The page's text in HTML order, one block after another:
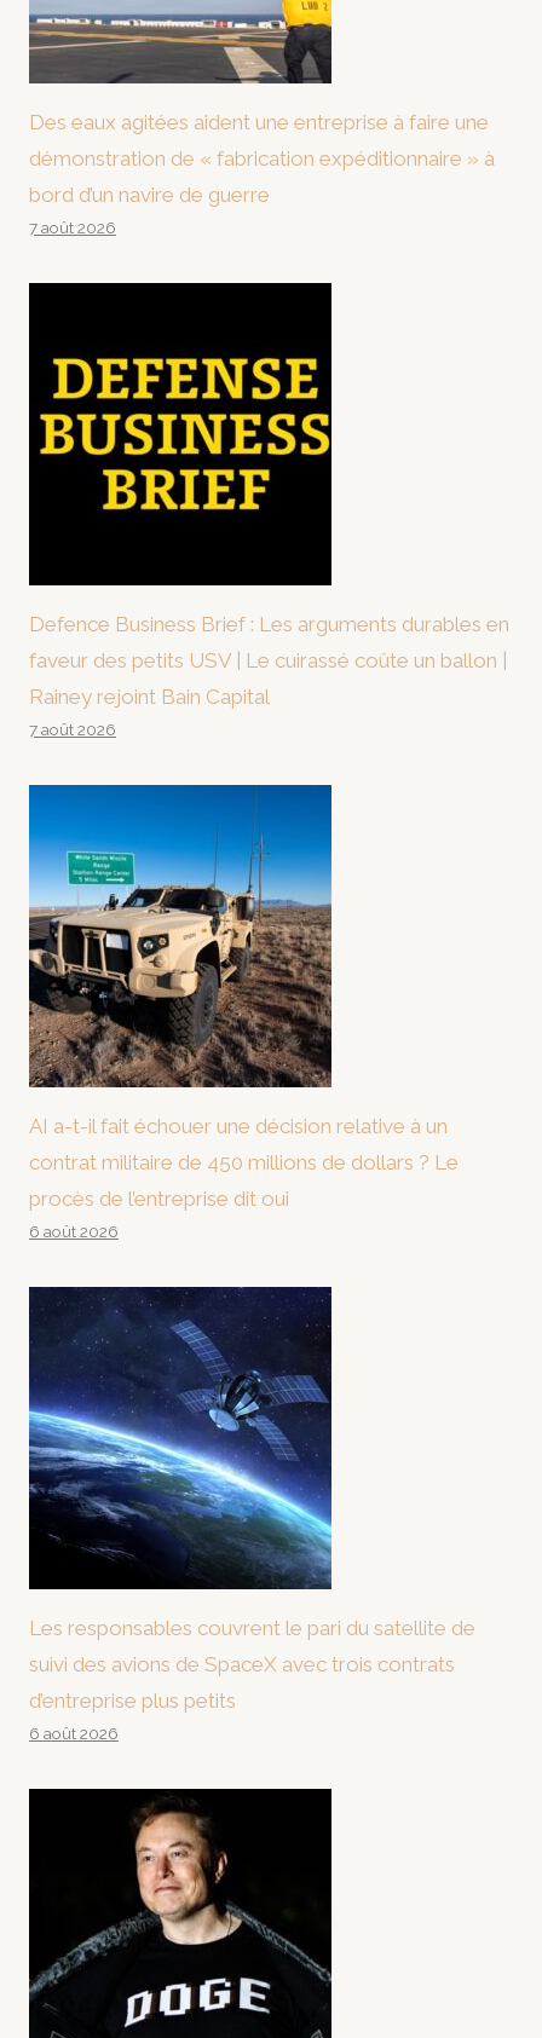
Des eaux agitées aident une entreprise à faire une
démonstration de « fabrication expéditionnaire » à
bord d’un navire de guerre
7 août 2026
Defence Business Brief : Les arguments durables en
faveur des petits USV | Le cuirassé coûte un ballon |
Rainey rejoint Bain Capital
7 août 2026
AI a-t-il fait échouer une décision relative à un
contrat militaire de 450 millions de dollars ? Le
procès de l’entreprise dit oui
6 août 2026
Les responsables couvrent le pari du satellite de
suivi des avions de SpaceX avec trois contrats
d’entreprise plus petits
6 août 2026